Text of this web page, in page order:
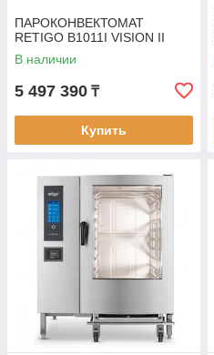
ПАРОКОНВЕКТОМАТ
RETIGO B1011I VISION II
В наличии
5 497 390 ₸
Купить